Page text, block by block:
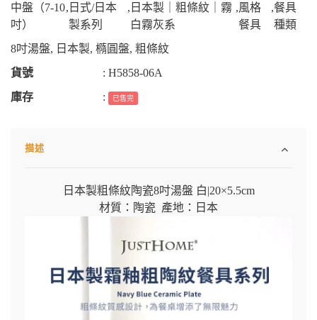
中盤（7-10
吋）
, 日式/日本
製系列
, 日本製｜粗條紋｜霧
白霧灰系
,風格
餐具
,餐具
種類
8吋湯盤, 日本製, 橢圓盤, 粗條紋
貨號
: H5858-06A
庫存
: 已售完
描述
日本製粗條紋陶瓷8吋湯盤 白|20×5.5cm
材質：陶瓷 產地：日本